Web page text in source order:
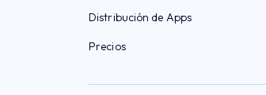
Distribución de Apps
Precios